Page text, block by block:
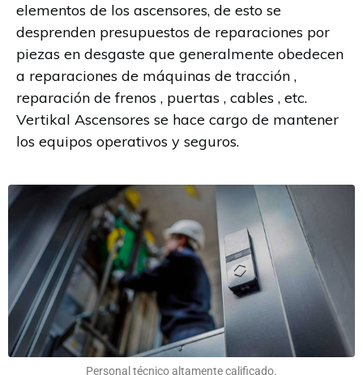
elementos de los ascensores, de esto se
desprenden presupuestos de reparaciones por
piezas en desgaste que generalmente obedecen
a reparaciones de máquinas de tracción ,
reparación de frenos , puertas , cables , etc.
Vertikal Ascensores se hace cargo de mantener
los equipos operativos y seguros.
Personal técnico altamente calificado.